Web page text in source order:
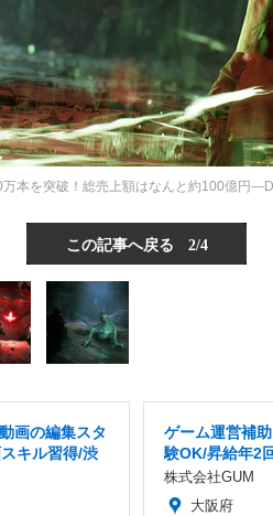
万本を突破！総売上額はなんと約100億円
この記事へ戻る 2/4
画の編集スタ
キル習得/渋
ゲーム運営補
験OK/昇給年2
株式会社GUM
大阪府